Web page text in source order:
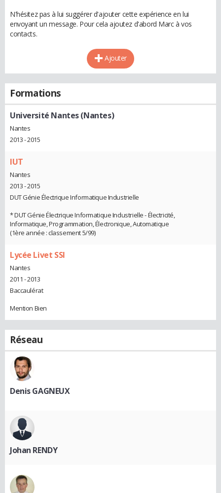
N'hésitez pas à lui suggérer d'ajouter cette expérience en lui
envoyant un message. Pour cela ajoutez d'abord Marc à vos
contacts.
Ajouter
Formations
Université Nantes (Nantes)
Nantes
2013 - 2015
IUT
Nantes
2013 - 2015
DUT Génie Électrique Informatique Industrielle
* DUT Génie Électrique Informatique Industrielle - Électricité,
Informatique, Programmation, Électronique, Automatique
(1ère année : classement 5/99)
Lycée Livet SSI
Nantes
2011 - 2013
Baccaulérat
Mention Bien
Réseau
Denis GAGNEUX
Johan RENDY